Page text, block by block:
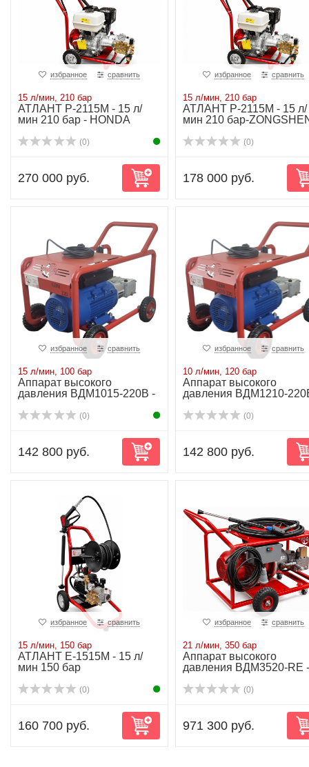
избранное сравнить
15 л/мин, 210 бар
АТЛАНТ P-2115М - 15 л/
мин 210 бар - HONDA
(0)
270 000 руб.
избранное сравнить
15 л/мин, 210 бар
АТЛАНТ P-2115М - 15 л/
мин 210 бар-
(0)
178 000 руб.
избранное сравнить
15 л/мин, 100 бар
Аппарат высокого
давления ВДМ1015-220В -
(0)
142 800 руб.
избранное сравнить
10 л/мин, 120 бар
Аппарат высокого
давления ВДМ1210-
(0)
142 800 руб.
избранное сравнить
15 л/мин, 150 бар
АТЛАНТ Е-1515М - 15 л/
мин 150 бар
(0)
160 700 руб.
избранное сравнить
21 л/мин, 350 бар
Аппарат высокого
давления ВДМ3520-RE
(0)
971 300 руб.